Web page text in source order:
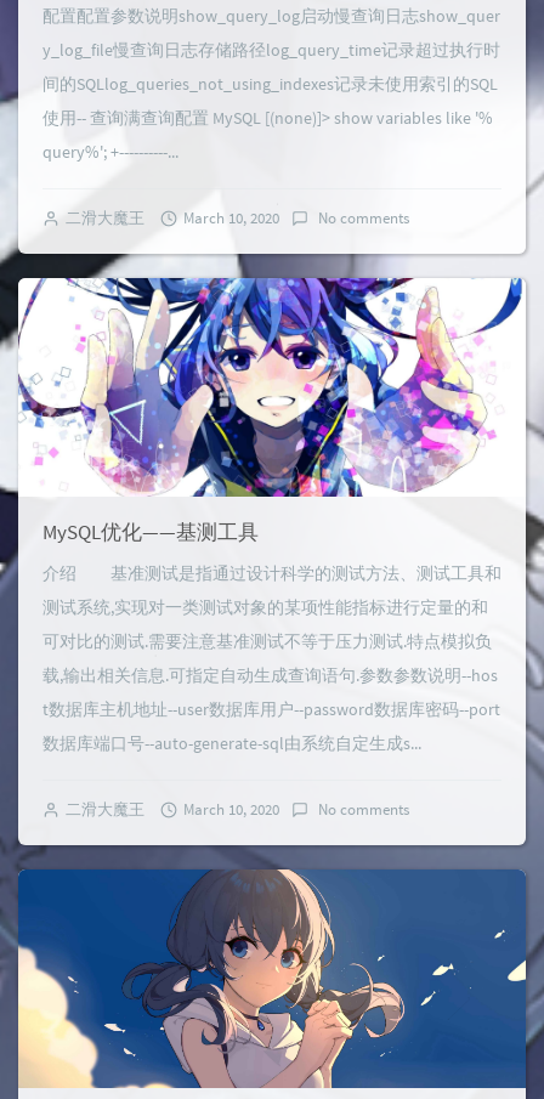
配置配置参数说明show_query_log启动慢查询日志show_quer
y_log_file慢查询日志存储路径log_query_time记录超过执行时
间的SQLlog_queries_not_using_indexes记录未使用索引的SQL
使用-- 查询满查询配置 MySQL [(none)]> show variables like '%
query%'; +----------...
二滑大魔王 March 10, 2020 No comments
MySQL优化——基测工具
介绍 基准测试是指通过设计科学的测试方法、测试工具和
测试系统,实现对一类测试对象的某项性能指标进行定量的和
可对比的测试.需要注意基准测试不等于压力测试.特点模拟负
载,输出相关信息.可指定自动生成查询语句.参数参数说明--hos
t数据库主机地址--user数据库用户--password数据库密码--port
数据库端口号--auto-generate-sql由系统自定生成s...
二滑大魔王 March 10, 2020 No comments